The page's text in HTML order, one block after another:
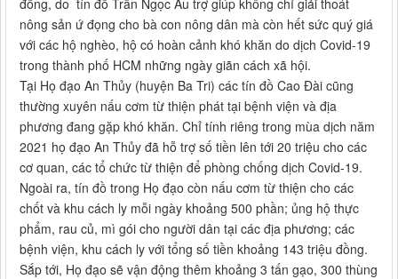
nông sản ứ đọng cho bà con nông dân mà còn hết sức quý giá
với các hộ nghèo, hộ có hoàn cảnh khó khăn do dịch Covid-19
trong thành phố HCM những ngày giãn cách xã hội.
Tại Họ đạo An Thủy (huyện Ba Tri) các tín đồ Cao Đài cũng
thường xuyên nấu cơm từ thiện phát tại bệnh viện và địa
phương đang gặp khó khăn. Chỉ tính riêng trong mùa dịch năm
2021 họ đạo An Thủy đã hỗ trợ số tiền lên tới 20 triệu cho các
cơ quan, các tổ chức từ thiện để phòng chống dịch Covid-19.
Ngoài ra, tín đồ trong Họ đạo còn nấu cơm từ thiện cho các
chốt và khu cách ly mỗi ngày khoảng 500 phần; ủng hộ thực
phẩm, rau củ, mì gói cho người dân tại các địa phương; các
bệnh viện, khu cách ly với tổng số tiền khoảng 143 triệu đồng.
Sắp tới, Họ đạo sẽ vận động thêm khoảng 3 tấn gạo, 300 thùng